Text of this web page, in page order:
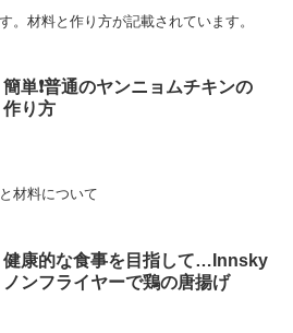
。材料と作り方が記載されています。
簡単❗️普通のヤンニョムチキンの
作り方
材料について
健康的な食事を目指して…Innsky
ノンフライヤーで鶏の唐揚げ